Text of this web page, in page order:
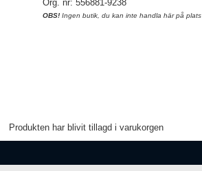
Org. nr: 556881-9238
OBS! Ingen butik, du kan inte handla här på plats
Produkten har blivit tillagd i varukorgen